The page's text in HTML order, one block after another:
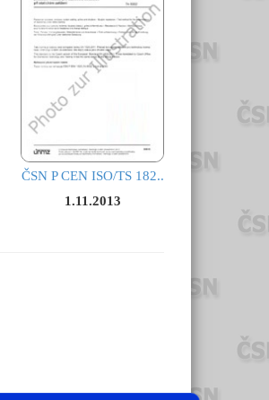
ČSN P CEN ISO/TS 182..
1.11.2013